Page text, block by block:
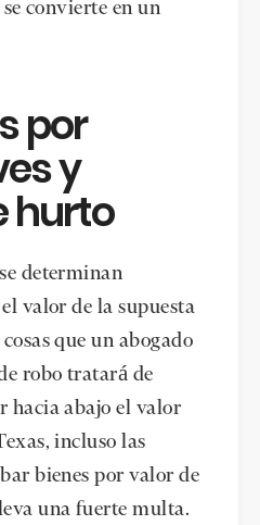
convierte en un
por
y
hurto
determinan
valor de la supuesta
que un abogado
robo tratará de
hacia abajo el valor
incluso las
bienes por valor de
una fuerte multa.